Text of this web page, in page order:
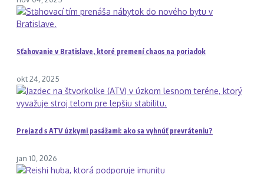
Sťahovanie v Bratislave, ktoré premení chaos na poriadok
okt 24, 2025
Prejazd s ATV úzkymi pasážami: ako sa vyhnúť prevráteniu?
jan 10, 2026